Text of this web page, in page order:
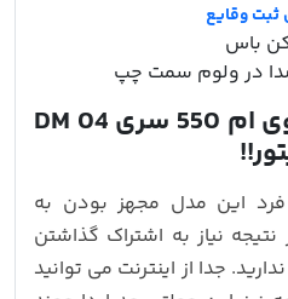
ثبت وقایع
باس
در ولوم سمت چپ
مانیتور دایموند ام وی ام 550 سری DM 04
این مدل مجهز بودن به
نیاز به اشتراک گذاشتن
جدا از اینترنت می توانید